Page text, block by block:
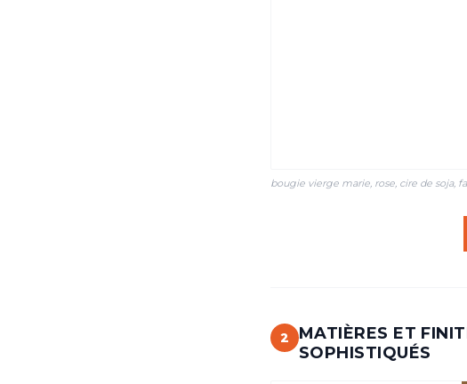
bougie vierge marie, rose, cire de soja,
2
MATIÈRES ET
SOPHISTIQUÉS